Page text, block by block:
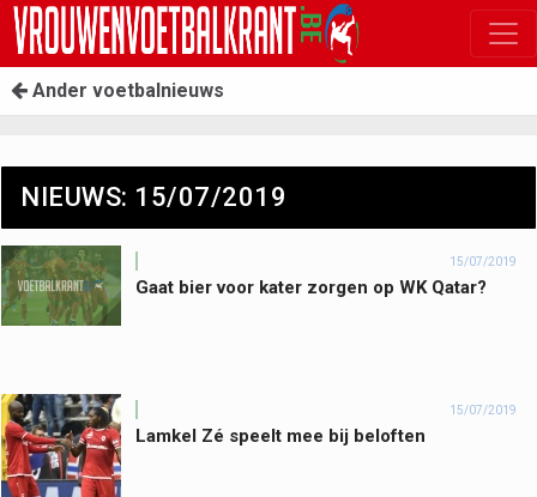
Ander voetbalnieuws
NIEUWS: 15/07/2019
15/07/2019
Gaat bier voor kater zorgen op WK Qatar?
15/07/2019
Lamkel Zé speelt mee bij beloften